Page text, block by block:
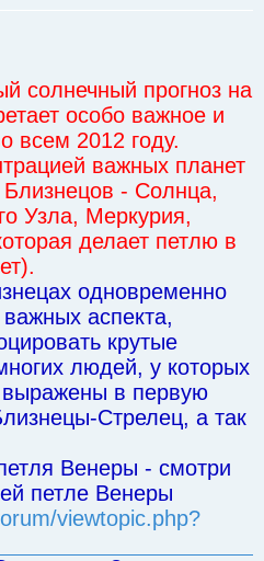
солнечный прогноз на
особо важное и
всем 2012 году.
важных планет
Близнецов - Солнца,
Узла, Меркурия,
делает петлю в
одновременно
аспекта,
крутые
людей, у которых
выражены в первую
Стрелец, а так
Венеры - смотри
петле Венеры
viewtopic.php?